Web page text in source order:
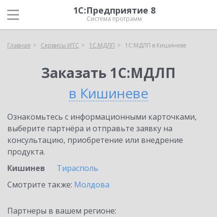
1С:Предприятие 8
Система программ
Главная Сервисы ИТС 1С:МДЛП 1С:МДЛП в Кишиневе
Заказать 1С:МДЛП
в Кишиневе
Ознакомьтесь с информационными карточками,
выберите партнёра и отправьте заявку на
консультацию, приобретение или внедрение
продукта.
Кишинев
Тирасполь
Смотрите также: Молдова
Партнеры в вашем регионе: